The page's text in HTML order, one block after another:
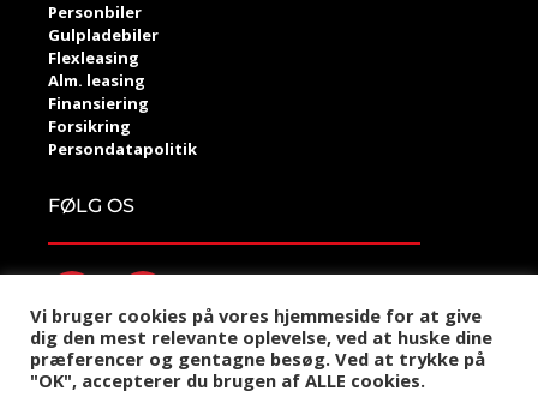
Personbiler
Gulpladebiler
Flexleasing
Alm. leasing
Finansiering
Forsikring
Persondatapolitik
FØLG OS
©2021 Krabbe Invest Handel
Vi bruger cookies på vores hjemmeside for at give
dig den mest relevante oplevelse, ved at huske dine
præferencer og gentagne besøg. Ved at trykke på
"OK", accepterer du brugen af ALLE cookies.